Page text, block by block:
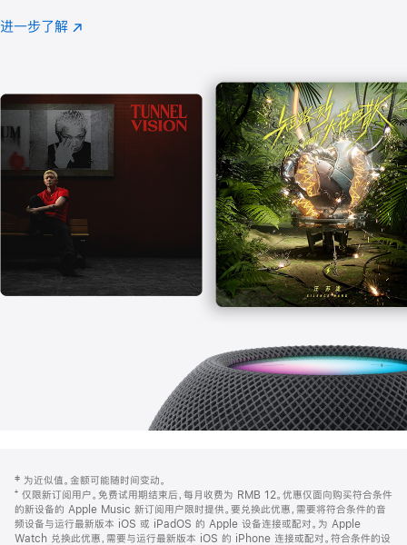
注
进一步了解 Apple
(在
口
中
打
开)
页
页
脚
注
‡ 为近似值。金额可能随时间变动。
⁺ 仅限新订阅用户。免费试用期结束后，每月收费为 RMB 12。优惠仅面向购买符合条件
的新设备的 Apple Music 新订阅用户限时提供。要兑换此优惠，需要将符合条件的音
频设备与运行最新版本 iOS 或 iPadOS 的 Apple 设备连接或配对。为 Apple
Watch 兑换此优惠，需要与运行最新版本 iOS 的 iPhone 连接或配对。符合条件的设